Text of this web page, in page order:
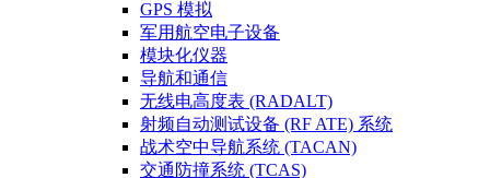
GPS 模拟
军用航空电子设备
模块化仪器
导航和通信
无线电高度表 (RADALT)
射频自动测试设备 (RF ATE) 系统
战术空中导航系统 (TACAN)
交通防撞系统 (TCAS)